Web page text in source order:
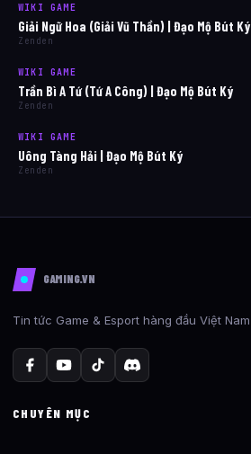
WIKI GAME
Giải Ngữ Hoa (Giải Vũ Thần) | Đạo Mộ Bút Ký
Zenden
WIKI GAME
Trần Bì A Tứ (Tứ A Công) | Đạo Mộ Bút Ký
Zenden
WIKI GAME
Uông Tàng Hải | Đạo Mộ Bút Ký
Zenden
GAMING.VN
Tin tức Game & Esport hàng đầu Việt Nam
CHUYÊN MỤC